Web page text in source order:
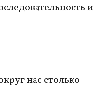
и
нас столько